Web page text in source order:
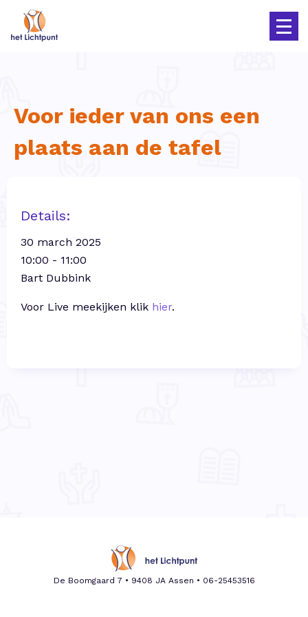
Voor ieder van ons een
plaats aan de tafel
Details:
30 march 2025
10:00 - 11:00
Bart Dubbink
Voor Live meekijken klik hier.
De Boomgaard 7 • 9408 JA Assen • 06-25453516